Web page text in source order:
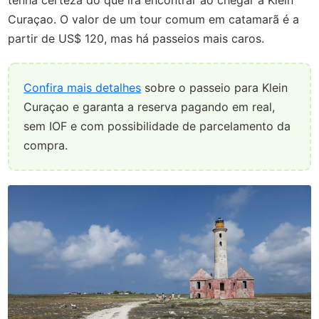
Curaçao. O valor de um tour comum em catamarã é a
partir de US$ 120, mas há passeios mais caros.
Confira mais detalhes sobre o passeio para Klein
Curaçao e garanta a reserva pagando em real,
sem IOF e com possibilidade de parcelamento da
compra.